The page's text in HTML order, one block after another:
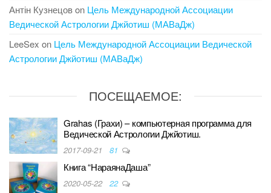
Антін Кузнецовon Цель Международной Ассоциации
Ведической Астрологии Джйотиш (МАВаДж)
LeeSex on Цель Международной Ассоциации Ведической
Астрологии Джйотиш (МАВаДж)
ПОСЕЩАЕМОЕ:
Grahas (Грахи) – компьютерная программа для
Ведической Астрологии Джйотиш.
2017-09-21 81
Книга “НараянаДаша”
2020-05-22 22